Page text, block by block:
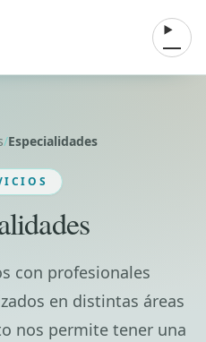
Abrir
/Especialidades
con profesionales
en distintas áreas
nos permite tener una